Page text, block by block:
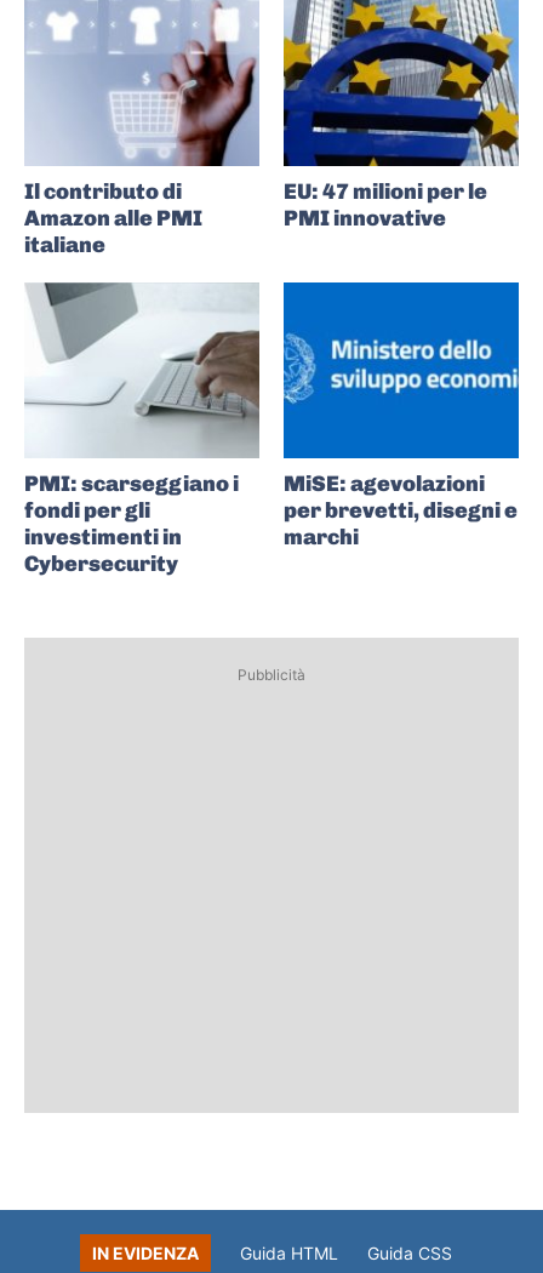
Il contributo di
Amazon alle PMI
italiane
EU: 47 milioni per le
PMI innovative
PMI: scarseggiano i
fondi per gli
investimenti in
Cybersecurity
MiSE: agevolazioni
per brevetti, disegni e
marchi
Pubblicità
IN EVIDENZA Guida HTML
Guida CSS